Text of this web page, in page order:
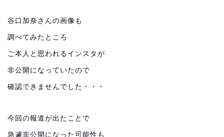
谷口加奈さんの画像も
調べてみたところ
ご本人と思われるインスタが
非公開になっていたので
確認できませんでした・・・
今回の報道が出たことで
急遽非公開になった可能性も